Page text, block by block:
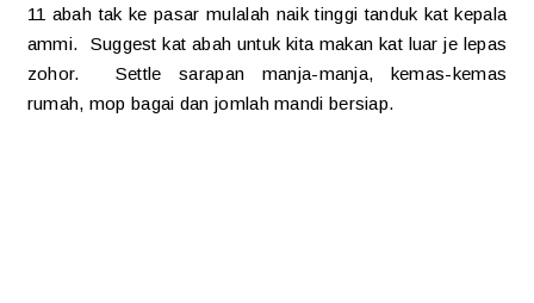
11 abah tak ke pasar mulalah naik tinggi tanduk kat kepala
ammi. Suggest kat abah untuk kita makan kat luar je lepas
zohor. Settle sarapan manja-manja, kemas-kemas
rumah, mop bagai dan jomlah mandi bersiap.